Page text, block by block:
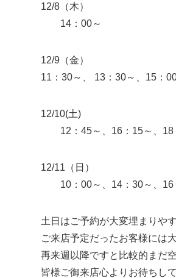
12/8（木）
14：00～
12/9（金）
11：30～、 13：30～、15：
12/10(土)
12：45～、16：15～、18
12/11（日）
10：00～、14：30～、16
土日はご予約が大変埋まりやす
ご来店予定だったお客様には
再来週以降ですと比較的まだ
皆様ご御来店心よりお待ちし